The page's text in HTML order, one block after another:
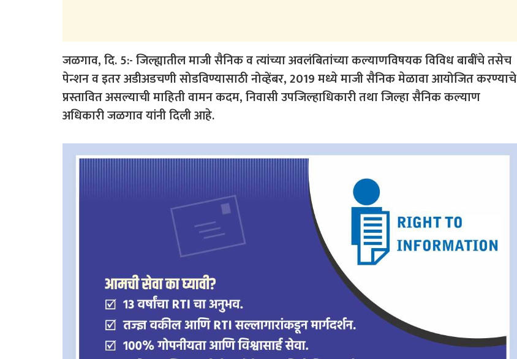
जळगाव, दि. 5:- जिल्ह्यातील माजी सैनिक व त्यांच्या अवलंबितांच्या कल्याणविषयक विविध बाबींचे तसेच
पेन्शन व इतर अडीअडचणी सोडविण्यासाठी नोव्हेंबर, 2019 मध्ये माजी सैनिक मेळावा आयोजित करण्याचे
प्रस्तावित असल्याची माहिती वामन कदम, निवासी उपजिल्हाधिकारी तथा जिल्हा सैनिक कल्याण
अधिकारी जळगाव यांनी दिली आहे.